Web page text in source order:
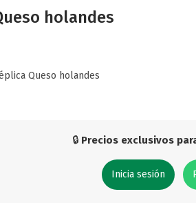
holandes
Queso holandes
🔒 Precios exclusivos
Inicia sesión